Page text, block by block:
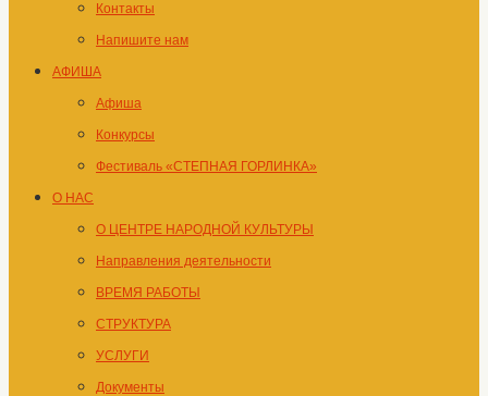
содержимому
Контакты
Напишите нам
АФИША
Афиша
Конкурсы
Фестиваль «СТЕПНАЯ ГОРЛИНКА»
О НАС
О ЦЕНТРЕ НАРОДНОЙ КУЛЬТУРЫ
Направления деятельности
ВРЕМЯ РАБОТЫ
СТРУКТУРА
УСЛУГИ
Документы